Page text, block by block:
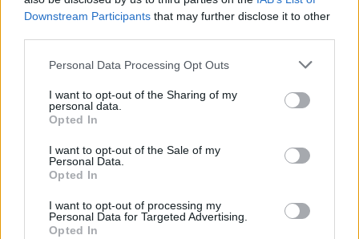
Downstream Participants that may further disclose it to other
Personal Data Processing Opt Outs
I want to opt-out of the Sharing of my
personal data.
Opted In
I want to opt-out of the Sale of my
Personal Data.
Opted In
I want to opt-out of processing my
Personal Data for Targeted Advertising.
Opted In
Kela voi leikata tukia
ulkomaanmatkan vuoksi
4